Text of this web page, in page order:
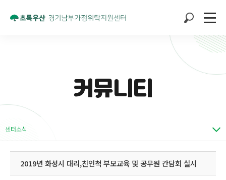
커뮤니티
센터소식
2019년 화성시 대리,친인척 부모교육 및 공무원 간담회 실시